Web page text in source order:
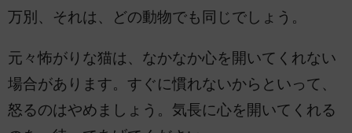
万別、それは、どの動物でも同じでしょう。
元々怖がりな猫は、なかなか心を開いてくれない
場合があります。すぐに慣れないからといって、
怒るのはやめましょう。気長に心を開いてくれる